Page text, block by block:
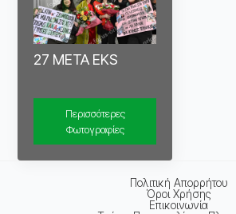
27 META EKS
Περισσότερες
Φωτογραφίες
Πολιτική Απορρήτου
Όροι Χρήσης
Επικοινωνία